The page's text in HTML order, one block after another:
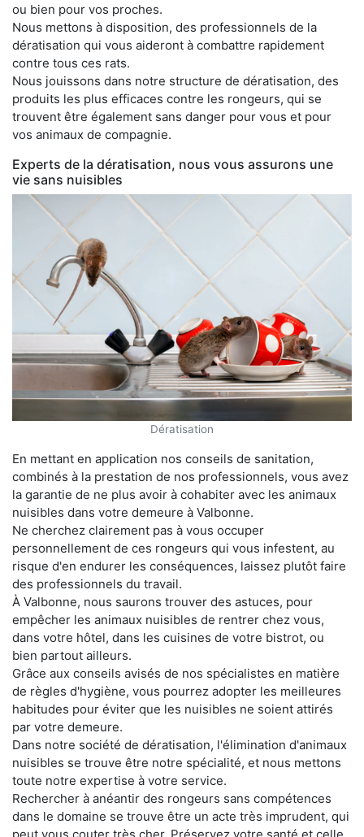
ou bien pour vos proches.
Nous mettons à disposition, des professionnels de la
dératisation qui vous aideront à combattre rapidement
contre tous ces rats.
Nous jouissons dans notre structure de dératisation, des
produits les plus efficaces contre les rongeurs, qui se
trouvent être également sans danger pour vous et pour
vos animaux de compagnie.
Experts de la dératisation, nous vous assurons une
vie sans nuisibles
Dératisation
En mettant en application nos conseils de sanitation,
combinés à la prestation de nos professionnels, vous avez
la garantie de ne plus avoir à cohabiter avec les animaux
nuisibles dans votre demeure à Valbonne.
Ne cherchez clairement pas à vous occuper
personnellement de ces rongeurs qui vous infestent, au
risque d'en endurer les conséquences, laissez plutôt faire
des professionnels du travail.
À Valbonne, nous saurons trouver des astuces, pour
empêcher les animaux nuisibles de rentrer chez vous,
dans votre hôtel, dans les cuisines de votre bistrot, ou
bien partout ailleurs.
Grâce aux conseils avisés de nos spécialistes en matière
de règles d'hygiène, vous pourrez adopter les meilleures
habitudes pour éviter que les nuisibles ne soient attirés
par votre demeure.
Dans notre société de dératisation, l'élimination d'animaux
nuisibles se trouve être notre spécialité, et nous mettons
toute notre expertise à votre service.
Rechercher à anéantir des rongeurs sans compétences
dans le domaine se trouve être un acte très imprudent, qui
peut vous couter très cher. Préservez votre santé et celle